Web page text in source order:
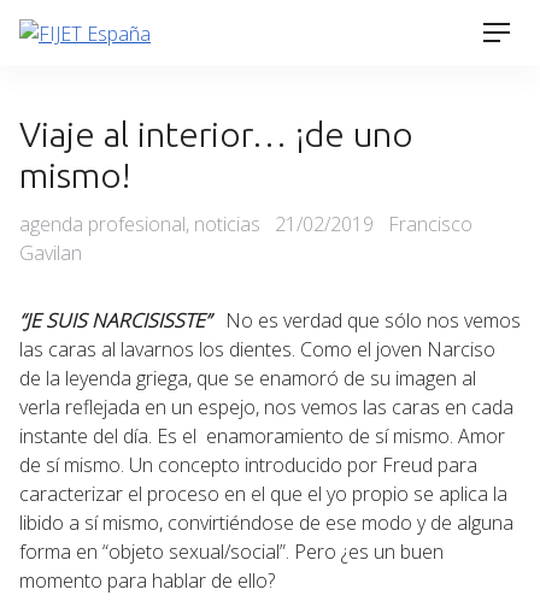
Skip
Viaje al interior… ¡de uno
mismo!
Categories
agenda profesional, noticias
Posted
21/02/2019
Francisco
Gavilan
“JE SUIS NARCISISSTE” No es verdad que sólo nos vemos
las caras al lavarnos los dientes. Como el joven Narciso
de la leyenda griega, que se enamoró de su imagen al
verla reflejada en un espejo, nos vemos las caras en cada
instante del día. Es el enamoramiento de sí mismo. Amor
de sí mismo. Un concepto introducido por Freud para
caracterizar el proceso en el que el yo propio se aplica la
libido a sí mismo, convirtiéndose de ese modo y de alguna
forma en “objeto sexual/social”. Pero ¿es un buen
momento para hablar de ello?